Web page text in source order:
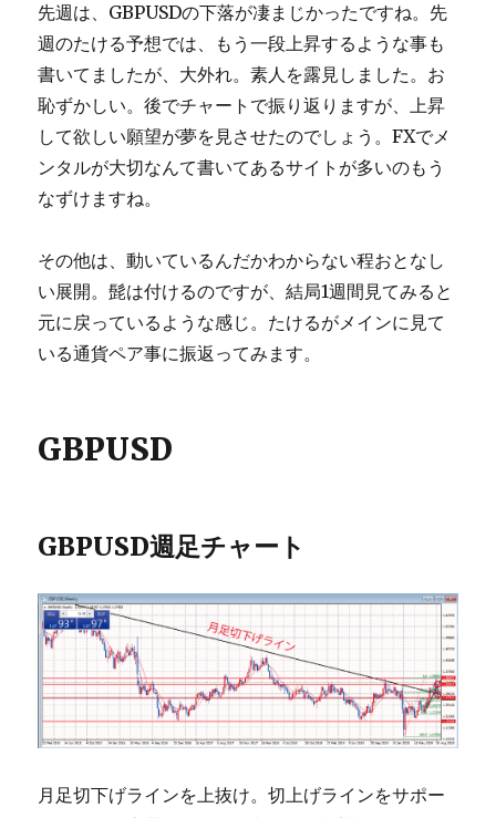
先週は、GBPUSDの下落が凄まじかったですね。先
週のたける予想では、もう一段上昇するような事も
書いてましたが、大外れ。素人を露見しました。お
恥ずかしい。後でチャートで振り返りますが、上昇
して欲しい願望が夢を見させたのでしょう。FXでメ
ンタルが大切なんて書いてあるサイトが多いのもう
なずけますね。
その他は、動いているんだかわからない程おとなし
い展開。髭は付けるのですが、結局1週間見てみると
元に戻っているような感じ。たけるがメインに見て
いる通貨ペア事に振返ってみます。
GBPUSD
GBPUSD週足チャート
月足切下げラインを上抜け。切上げラインをサポー